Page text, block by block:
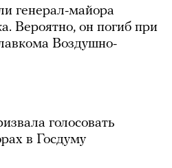
генерал-майора
Вероятно, он погиб при
Воздушно-
голосовать
в Госдуму